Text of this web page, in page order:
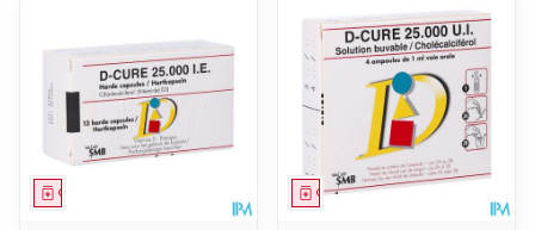
Geneesmiddel Geneesmiddel